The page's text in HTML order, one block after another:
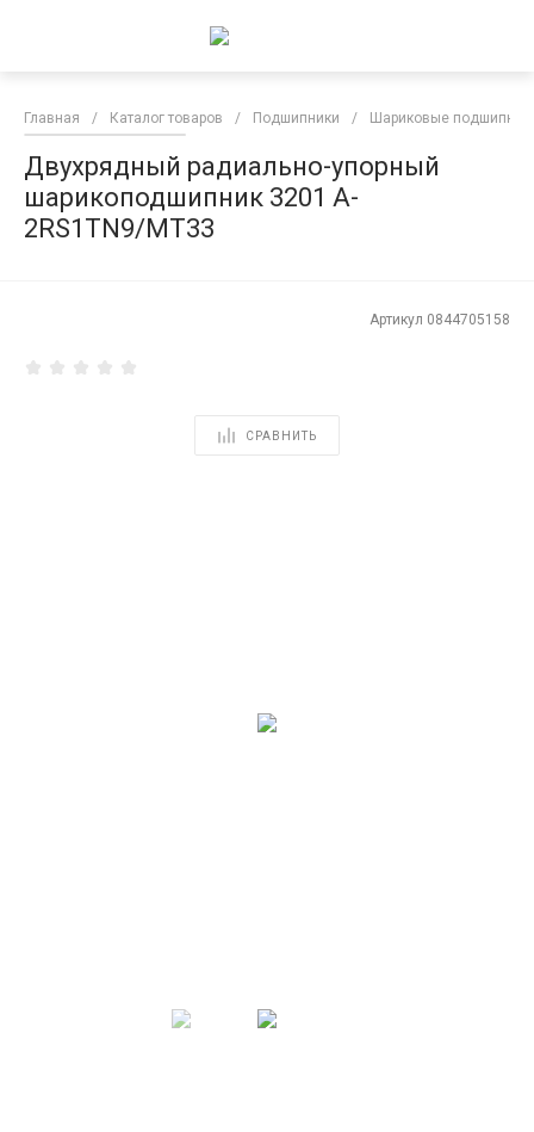
Главная / Каталог товаров / Подшипники / Шариковые
Двухрядный радиально-упорный
шарикоподшипник 3201 A-
2RS1TN9/MT33
Артикул 0844705158
СРАВНИТЬ